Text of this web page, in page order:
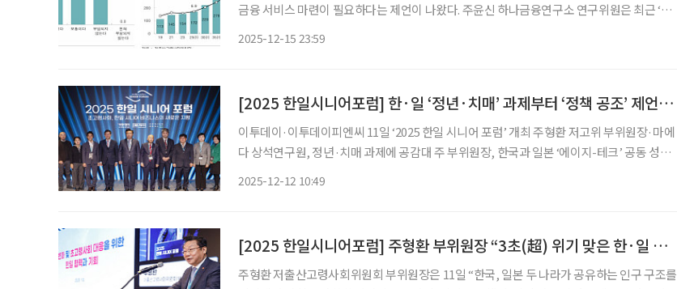
금융 서비스 마련이 필요하다는 제언이 나왔다. 주윤신 하나금융연구소 연구위원은 최근 ‘치
2025-12-15 23:59
[2025 한일시니어포럼] 한·일 ‘정년·치매’ 과제부터 ‘정책 공조’ 제언까지 해법 논의
이투데이·이투데이피엔씨 11일 ‘2025 한일 시니어 포럼’ 개최 주형환 저고위 부위원장·마에
다 상석연구원, 정년·치매 과제에 공감대 주 부위원장, 한국과 일본 ‘에이지-테크’ 공동 성장
2025-12-12 10:49
[2025 한일시니어포럼] 주형환 부위원장 “3초(超) 위기 맞은 한·일 초고령사회 해법 공동 모색”
주형환 저출산고령사회위원회 부위원장은 11일 “한국, 일본 두 나라가 공유하는 인구 구조를